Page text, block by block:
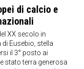
di calcio e
XX secolo in
Eusebio, stella
il 3° posto ai
stato terra generosa